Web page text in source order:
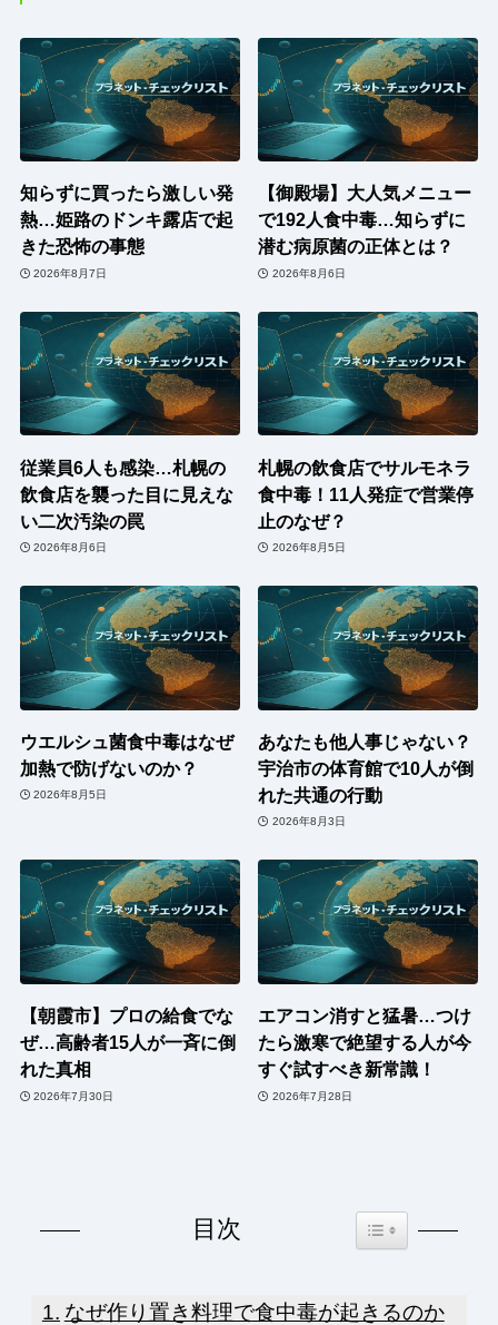
知らずに買ったら激しい発
熱…姫路のドンキ露店で起
きた恐怖の事態
2026年8月7日
【御殿場】大人気メニュー
で192人食中毒…知らずに
潜む病原菌の正体とは？
2026年8月6日
従業員6人も感染…札幌の
飲食店を襲った目に見えな
い二次汚染の罠
2026年8月6日
札幌の飲食店でサルモネラ
食中毒！11人発症で営業停
止のなぜ？
2026年8月5日
ウエルシュ菌食中毒はなぜ
加熱で防げないのか？
2026年8月5日
あなたも他人事じゃない？
宇治市の体育館で10人が倒
れた共通の行動
2026年8月3日
【朝霞市】プロの給食でな
ぜ…高齢者15人が一斉に倒
れた真相
2026年7月30日
エアコン消すと猛暑…つけ
たら激寒で絶望する人が今
すぐ試すべき新常識！
2026年7月28日
目次 Toggle Table of
なぜ作り置き料理で食中毒が起きるのか